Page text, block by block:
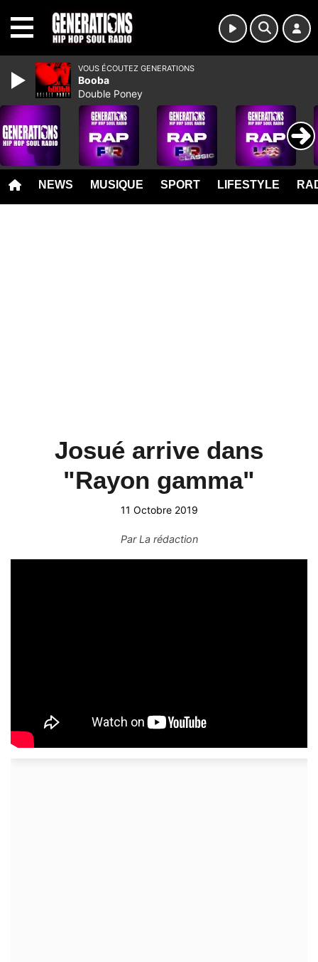
NEWS MUSIQUE SPORT LIFESTYLE
Josué arrive dans
"Rayon gamma"
11 Octobre 2019
ParLa rédaction
VOUS ÉCOUTEZ GENERATIONS
Booba
Double Poney